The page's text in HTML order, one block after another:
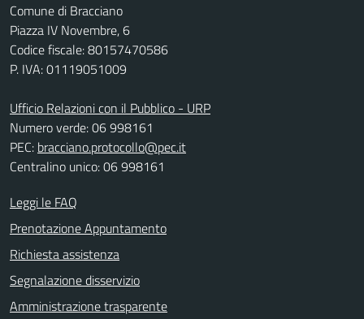
Comune di Bracciano
Piazza IV Novembre, 6
Codice fiscale: 80157470586
P. IVA: 01119051009
Ufficio Relazioni con il Pubblico - URP
Numero verde: 06 998161
PEC: bracciano.protocollo@pec.it
Centralino unico: 06 998161
Leggi le FAQ
Prenotazione Appuntamento
Richiesta assistenza
Segnalazione disservizio
Amministrazione trasparente